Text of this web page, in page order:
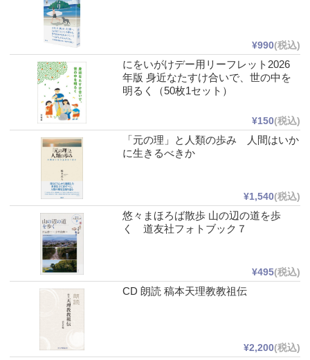
¥990(税込)
にをいがけデー用リーフレット2026
年版 身近なたすけ合いで、世の中を
明るく（50枚1セット）
¥150(税込)
「元の理」と人類の歩み 人間はいか
に生きるべきか
¥1,540(税込)
悠々まほろば散歩 山の辺の道を歩
く 道友社フォトブック７
¥495(税込)
CD 朗読 稿本天理教教祖伝
¥2,200(税込)